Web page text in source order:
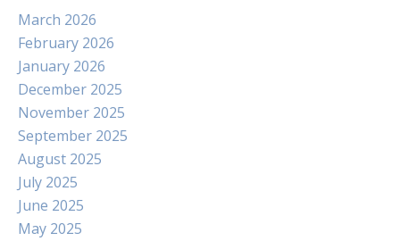
March 2026
February 2026
January 2026
December 2025
November 2025
September 2025
August 2025
July 2025
June 2025
May 2025